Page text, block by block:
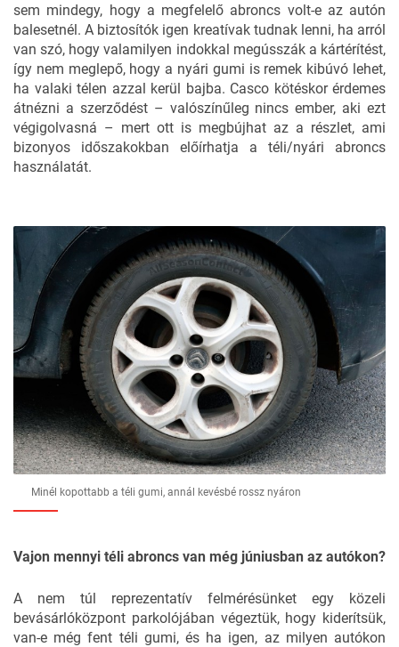
sem mindegy, hogy a megfelelő abroncs volt-e az autón
balesetnél. A biztosítók igen kreatívak tudnak lenni, ha arról
van szó, hogy valamilyen indokkal megússzák a kártérítést,
így nem meglepő, hogy a nyári gumi is remek kibúvó lehet,
ha valaki télen azzal kerül bajba. Casco kötéskor érdemes
átnézni a szerződést – valószínűleg nincs ember, aki ezt
végigolvasná – mert ott is megbújhat az a részlet, ami
bizonyos időszakokban előírhatja a téli/nyári abroncs
használatát.
Minél kopottabb a téli gumi, annál kevésbé rossz nyáron
Vajon mennyi téli abroncs van még júniusban az autókon?
A nem túl reprezentatív felmérésünket egy közeli
bevásárlóközpont parkolójában végeztük, hogy kiderítsük,
van-e még fent téli gumi, és ha igen, az milyen autókon